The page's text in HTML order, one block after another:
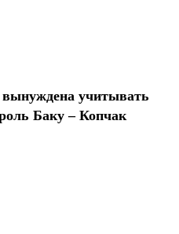
вынуждена учитывать
Баку – Копчак